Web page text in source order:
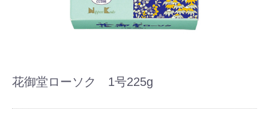
花御堂ローソク 1号225g